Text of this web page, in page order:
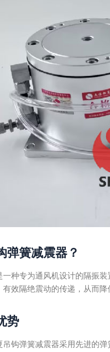
弹簧减震器？
种专为通风机设计的隔振
效隔绝震动的传递，从而
势
吊钩弹簧减震器采用先进的